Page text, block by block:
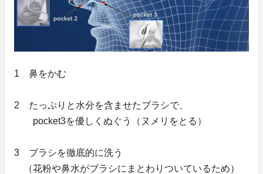
1 鼻をかむ
2 たっぷりと水分を含ませたブラシで、
pocket3を優しくぬぐう（ヌメリをとる）
3 ブラシを徹底的に洗う
（花粉や鼻水がブラシにまとわりついているため）